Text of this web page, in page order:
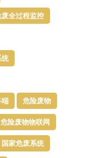
全过程监控
危险废物
危险废物物联网
国家危废系统